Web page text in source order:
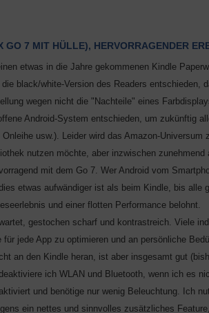
GO 7 MIT HÜLLE), HERVORRAGENDER
etwas in die Jahre gekommenen Kindle
black/white-Version des Readers entschieden,
wegen nicht die "Nachteile" eines
Android-System entschieden, um zukünftig
Onleihe usw.). Leider wird das Amazon-
nutzen möchte, aber inzwischen
mit dem Go 7. Wer Android vom
etwas aufwändiger ist als beim Kindle, bis alle
und einer flotten Performance belohnt.
gestochen scharf und kontrastreich. Viele
für jede App zu optimieren und an persönliche
an den Kindle heran, ist aber insgesamt gut
ich WLAN und Bluetooth, wenn ich es
und benötige nur wenig Beleuchtung. Ich
ein nettes und sinnvolles zusätzliches